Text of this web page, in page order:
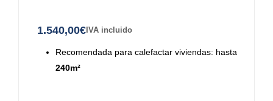
1.540,00€ IVA incluido
Recomendada para calefactar viviendas: hasta
240m²